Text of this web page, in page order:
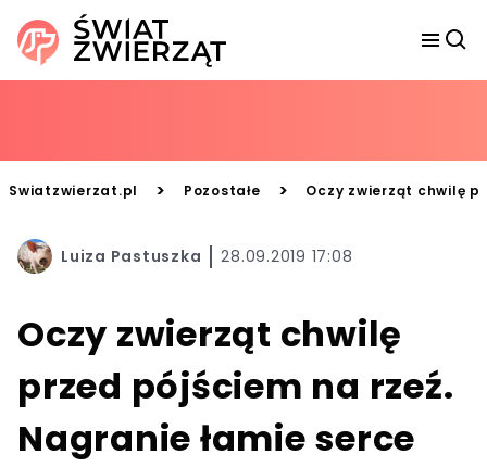
Swiatzwierzat.pl > Pozostałe > Oczy zwierząt chwilę
Luiza Pastuszka 28.09.2019 17:08
Oczy zwierząt chwilę
przed pójściem na rzeź.
Nagranie łamie serce